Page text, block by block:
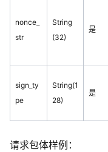
nonce_
str
String
(32)
是
sign_ty
pe
String(1
28)
是
请求包体样例：